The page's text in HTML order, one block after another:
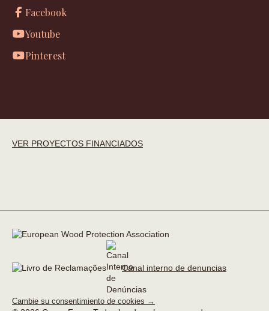
Facebook
Youtube
Pinterest
VER PROYECTOS FINANCIADOS
Canal interno de denuncias
Cambie su consentimiento de cookies →